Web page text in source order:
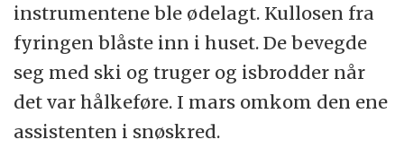
instrumentene ble ødelagt. Kullosen fra
fyringen blåste inn i huset. De bevegde
seg med ski og truger og isbrodder når
det var hålkeføre. I mars omkom den ene
assistenten i snøskred.